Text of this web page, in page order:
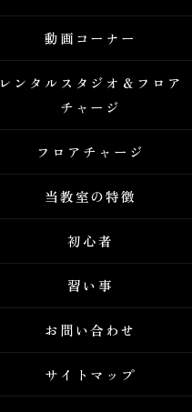
動画コーナー
レンタルスタジオ＆フロア
チャージ
フロアチャージ
当教室の特徴
初心者
習い事
お問い合わせ
サイトマップ